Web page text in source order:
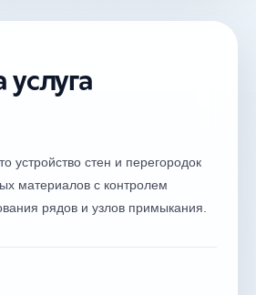
устройство стен и перегородок
материалов с контролем
рядов и узлов примыкания.